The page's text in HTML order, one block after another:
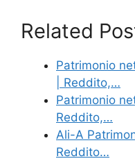
Related
Patrimonio
| Reddito,…
Patrimonio
Reddito,…
Ali-A
Reddito…